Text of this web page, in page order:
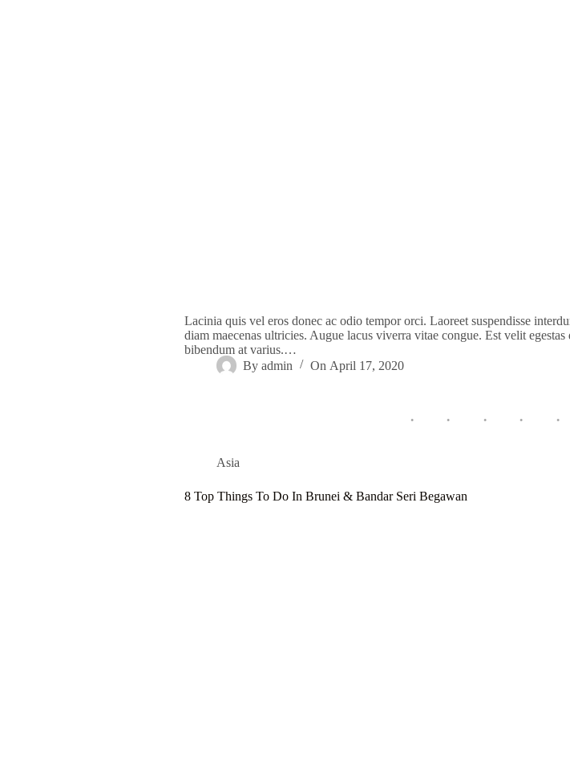
Lacinia quis vel eros donec ac odio tempor orci. Laoreet suspendisse
diam maecenas ultricies. Augue lacus viverra vitae congue. Est velit
bibendum at varius.…
By admin On April 17, 2020
Asia
8 Top Things To Do In Brunei & Bandar Seri Begawan